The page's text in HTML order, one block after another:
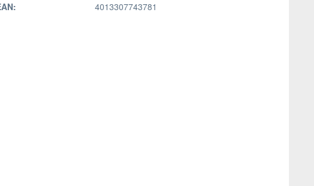
4013307743781